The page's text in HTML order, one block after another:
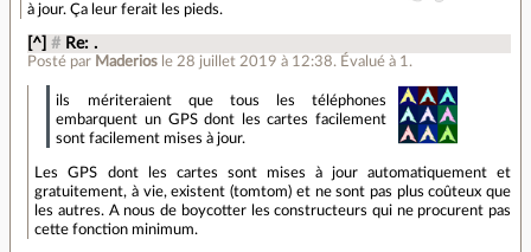
à jour. Ça leur ferait les pieds.
[^] # Re: .
Posté par Maderios le 28 juillet 2019 à 12:38. Évalué à 1 .
ils mériteraient que tous les téléphones
embarquent un GPS dont les cartes facilement
sont facilement mises à jour.
Les GPS dont les cartes sont mises à jour automatiquement et
gratuitement, à vie, existent (tomtom) et ne sont pas plus coûteux que
les autres. A nous de boycotter les constructeurs qui ne procurent pas
cette fonction minimum.